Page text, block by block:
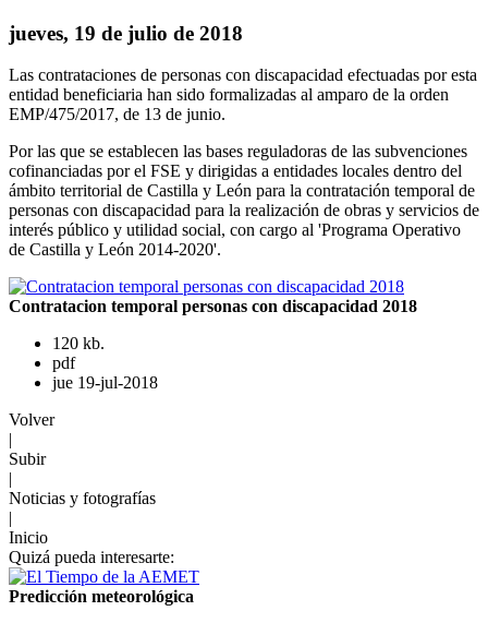
jueves, 19 de julio de 2018
Las contrataciones de personas con discapacidad efectuadas por esta
entidad beneficiaria han sido formalizadas al amparo de la orden
EMP/475/2017, de 13 de junio.
Por las que se establecen las bases reguladoras de las subvenciones
cofinanciadas por el FSE y dirigidas a entidades locales dentro del
ámbito territorial de Castilla y León para la contratación temporal de
personas con discapacidad para la realización de obras y servicios de
interés público y utilidad social, con cargo al 'Programa Operativo
de Castilla y León 2014-2020'.
Contratacion temporal personas con discapacidad 2018
120 kb.
pdf
jue 19-jul-2018
Volver
|
Subir
|
Noticias y fotografías
|
Inicio
Quizá pueda interesarte:
Predicción meteorológica